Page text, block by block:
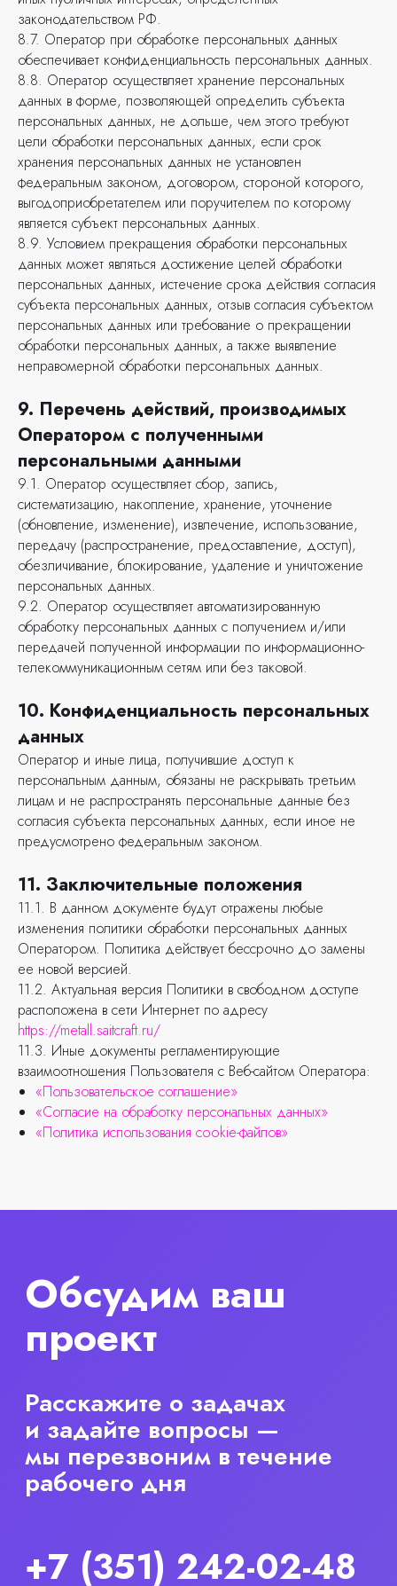
законодательством РФ.
8.7. Оператор при обработке персональных данных
обеспечивает конфиденциальность персональных данных.
8.8. Оператор осуществляет хранение персональных
данных в форме, позволяющей определить субъекта
персональных данных, не дольше, чем этого требуют
цели обработки персональных данных, если срок
хранения персональных данных не установлен
федеральным законом, договором, стороной которого,
выгодоприобретателем или поручителем по которому
является субъект персональных данных.
8.9. Условием прекращения обработки персональных
данных может являться достижение целей обработки
персональных данных, истечение срока действия согласия
субъекта персональных данных, отзыв согласия субъектом
персональных данных или требование о прекращении
обработки персональных данных, а также выявление
неправомерной обработки персональных данных.
9. Перечень действий, производимых
Оператором с полученными
персональными данными
9.1. Оператор осуществляет сбор, запись,
систематизацию, накопление, хранение, уточнение
(обновление, изменение), извлечение, использование,
передачу (распространение, предоставление, доступ),
обезличивание, блокирование, удаление и уничтожение
персональных данных.
9.2. Оператор осуществляет автоматизированную
обработку персональных данных с получением и/или
передачей полученной информации по информационно-
телекоммуникационным сетям или без таковой.
10. Конфиденциальность персональных
данных
Оператор и иные лица, получившие доступ к
персональным данным, обязаны не раскрывать третьим
лицам и не распространять персональные данные без
согласия субъекта персональных данных, если иное не
предусмотрено федеральным законом.
11. Заключительные положения
11.1. В данном документе будут отражены любые
изменения политики обработки персональных данных
Оператором. Политика действует бессрочно до замены
ее новой версией.
11.2. Актуальная версия Политики в свободном доступе
расположена в сети Интернет по адресу
https://metall.saitcraft.ru/
11.3. Иные документы регламентирующие
взаимоотношения Пользователя с Веб-сайтом Оператора:
«Пользовательское соглашение»
«Согласие на обработку персональных данных»
«Политика использования cookie-файлов»